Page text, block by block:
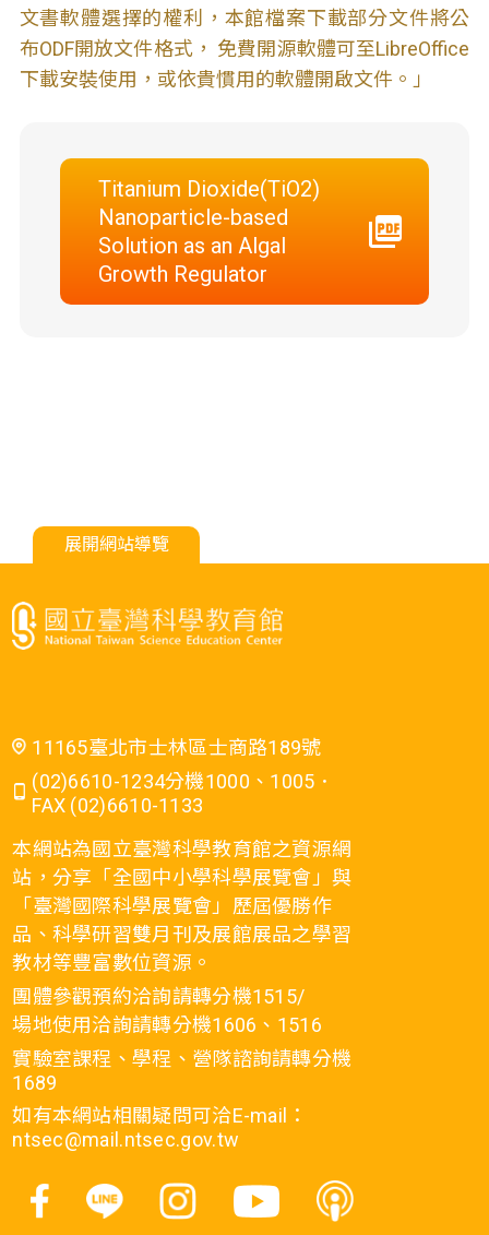
文書軟體選擇的權利，本館檔案下載部分文件將公
布ODF開放文件格式， 免費開源軟體可至LibreOffice
下載安裝使用，或依貴慣用的軟體開啟文件。」
Titanium Dioxide(TiO2)
Nanoparticle-based
Solution as an Algal
Growth Regulator
展開網站導覽
11165臺北市士林區士商路189號
(02)6610-1234分機1000、1005．
FAX (02)6610-1133
本網站為國立臺灣科學教育館之資源網
站，分享「全國中小學科學展覽會」與
「臺灣國際科學展覽會」歷屆優勝作
品、科學研習雙月刊及展館展品之學習
教材等豐富數位資源。
團體參觀預約洽詢請轉分機1515/
場地使用洽詢請轉分機1606、1516
實驗室課程、學程、營隊諮詢請轉分機
1689
如有本網站相關疑問可洽E-mail：
ntsec@mail.ntsec.gov.tw